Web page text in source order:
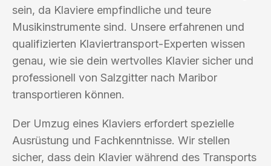
sein, da Klaviere empfindliche und teure
Musikinstrumente sind. Unsere erfahrenen und
qualifizierten Klaviertransport-Experten wissen
genau, wie sie dein wertvolles Klavier sicher und
professionell von Salzgitter nach Maribor
transportieren können.
Der Umzug eines Klaviers erfordert spezielle
Ausrüstung und Fachkenntnisse. Wir stellen
sicher, dass dein Klavier während des Transports